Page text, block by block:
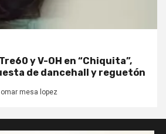
y V-OH en “Chiquita”,
de dancehall y reguetón
omar mesa lopez